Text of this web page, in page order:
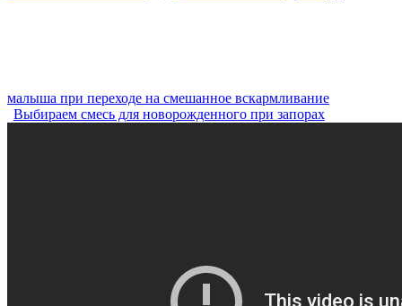
малыша при переходе на смешанное вскармливание
Выбираем смесь для новорожденного при запорах